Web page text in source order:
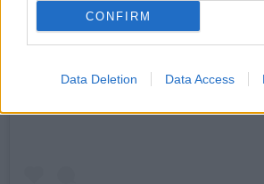
CONFIRM
Data Deletion Data Access
Ver esta publicación en Instagram